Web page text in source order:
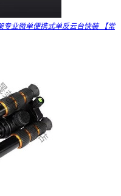
专业微单便携式单反云台快装 【常